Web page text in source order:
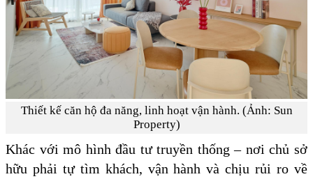
Thiết kế căn hộ đa năng, linh hoạt vận hành. (Ảnh: Sun
Property)
Khác với mô hình đầu tư truyền thống – nơi chủ sở
hữu phải tự tìm khách, vận hành và chịu rủi ro về